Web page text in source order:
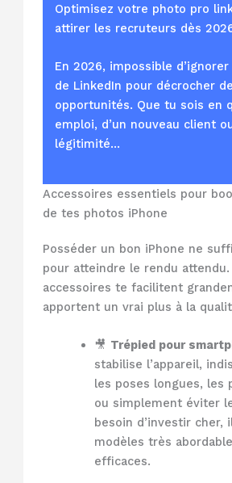
Optimisez votre photo pro
attirer les recruteurs dès
En 2026, impossible d’ignorer
de LinkedIn pour décrocher
opportunités. Que tu sois en
emploi, d’un nouveau client
légitimité…
Accessoires essentiels pour
de tes photos iPhone
Posséder un bon iPhone ne
pour atteindre le rendu attendu.
accessoires te facilitent
apportent un vrai plus à la
🎥 Trépied pour
stabilise l’appareil,
les poses longues, les
ou simplement éviter
besoin d’investir cher,
modèles très
efficaces.